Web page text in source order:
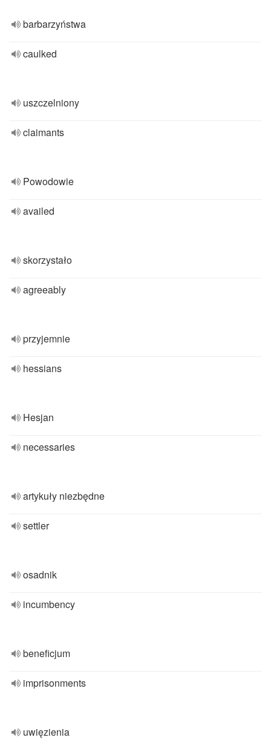
barbarzyństwa
caulked
uszczelniony
claimants
Powodowie
availed
skorzystało
agreeably
przyjemnie
hessians
Hesjan
necessaries
artykuły niezbędne
settler
osadnik
incumbency
beneficjum
imprisonments
uwięzienia